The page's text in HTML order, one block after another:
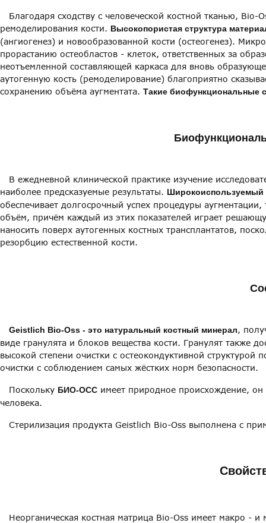
Благодаря сходству с человеческой костной тканью, Bio-
ремоделирования кости. Высокопористая структура
(ангиогенез) и новообразованной кости (остеогенез).
прорастанию остеобластов - клеток, ответственных за
неотъемленной составляющей каркаса для вновь
аутогенную кость (ремоделирование) благоприятно
сохранению объёма аугментата. Такие биофункциональные
В ежедневной клинической практике изучение
наиболее предсказуемые результаты. Широкоиспользуемый
обеспечивает долгосрочный успех процедуры
объём, причём каждый из этих показателей играет
наносить поверх аутогенных костных трансплантатов,
резорбцию естественной кости.
Geistlich Bio-Oss - это натуральный костный минерал,
виде гранулята и блоков вещества кости. Гранулят также
высокой степени очистки с остеокондуктивной структурой
очистки с соблюдением самых жёстких норм безопасности.
Поскольку БИО-ОСС имеет природное происхождение, он
человека.
Стерилизация продукта Geistlich Bio-Oss выполнена с
Неорганическая костная матрица Bio-Oss имеет макро - и